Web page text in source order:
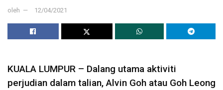
oleh 12/04/2021
KUALA LUMPUR – Dalang utama aktiviti
perjudian dalam talian, Alvin Goh atau Goh Leong